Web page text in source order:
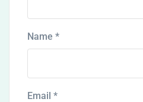
Name *
Email *